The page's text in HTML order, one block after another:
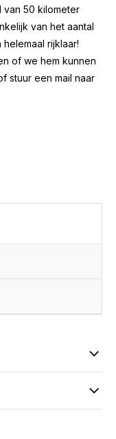
van 50 kilometer
van het aantal
rijklaar!
of we hem kunnen
stuur een mail naar